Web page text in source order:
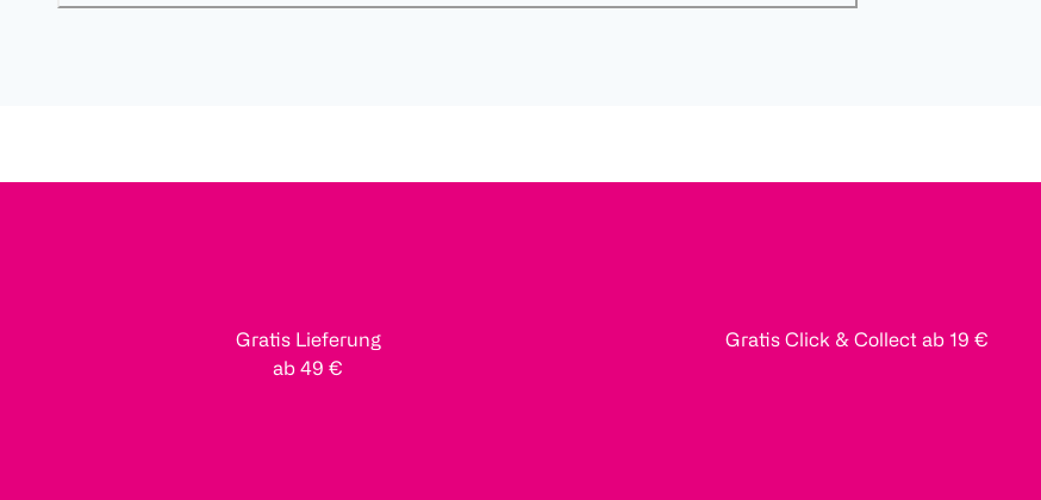
Gratis Lieferung
ab 49 €
Gratis Click & Collect ab 19 €